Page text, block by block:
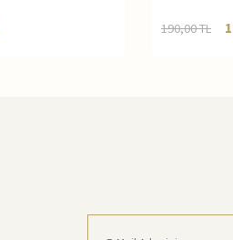
190,00TL